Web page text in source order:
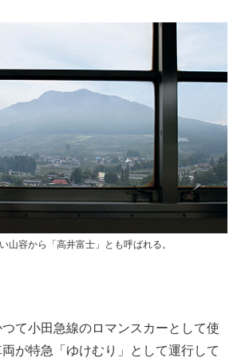
山容から「高井富士」とも呼ばれる。
て小田急線のロマンスカーとして使
が特急「ゆけむり」として運行して